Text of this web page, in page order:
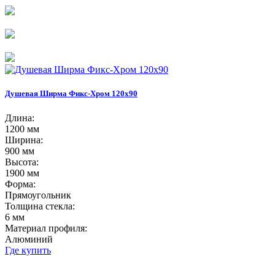
Душевая Ширма Фикс-Хром 120х90
Длина:
1200 мм
Ширина:
900 мм
Высота:
1900 мм
Форма:
Прямоугольник
Толщина стекла:
6 мм
Материал профиля:
Алюминий
Где купить